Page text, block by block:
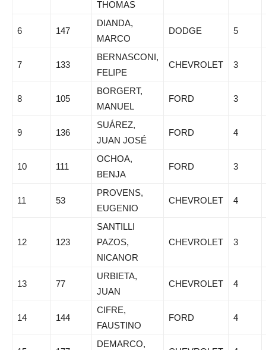
THOMAS
6 147
DIANDA,
MARCO
DODGE 5
7 133
BERNASCONI,
FELIPE
CHEVROLET 3
8 105
BORGERT,
MANUEL
FORD 3
9 136
SUÁREZ,
JUAN JOSÉ
FORD 4
10 111
OCHOA,
BENJA
FORD 3
11 53
PROVENS,
EUGENIO
CHEVROLET 4
12 123
SANTILLI
PAZOS,
NICANOR
CHEVROLET 3
13 77
URBIETA,
JUAN
CHEVROLET 4
14 144
CIFRE,
FAUSTINO
FORD 4
DEMARCO,